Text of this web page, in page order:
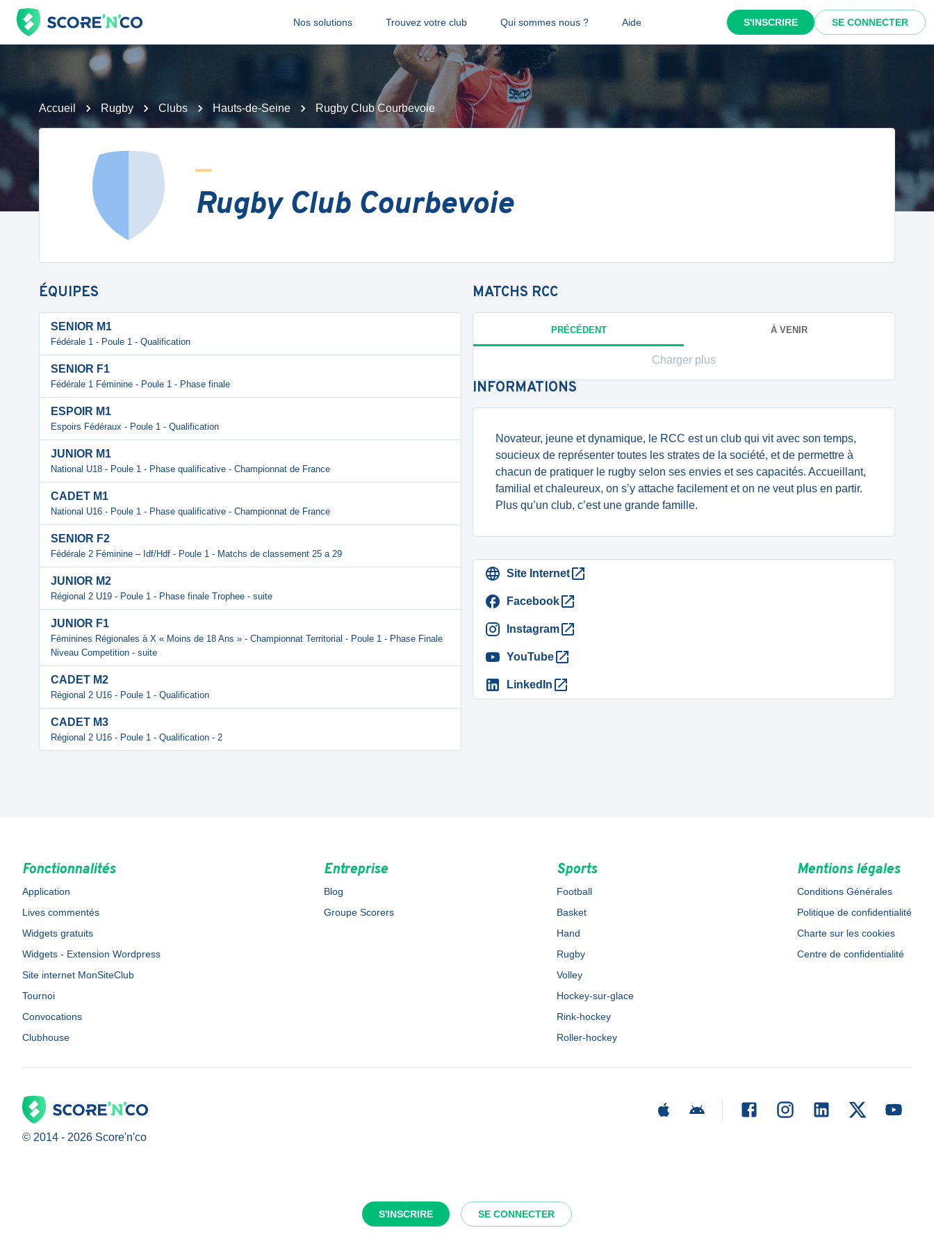
Nos solutions Trouvez votre club Qui sommes nous ? Aide S'INSCRIRE SE CONNECTER
S'INSCRIRE SE CONNECTER
Accueil Rugby Clubs Hauts-de-Seine Rugby Club Courbevoie
Rugby Club Courbevoie
ÉQUIPES
SENIOR M1
Fédérale 1 - Poule 1 - Qualification
SENIOR F1
Fédérale 1 Féminine - Poule 1 - Phase finale
ESPOIR M1
Espoirs Fédéraux - Poule 1 - Qualification
JUNIOR M1
National U18 - Poule 1 - Phase qualificative - Championnat de France
CADET M1
National U16 - Poule 1 - Phase qualificative - Championnat de France
SENIOR F2
Fédérale 2 Féminine – Idf/Hdf - Poule 1 - Matchs de classement 25 a 29
JUNIOR M2
Régional 2 U19 - Poule 1 - Phase finale Trophee - suite
JUNIOR F1
Féminines Régionales à X « Moins de 18 Ans » - Championnat Territorial - Poule 1 - Phase Finale
Niveau Competition - suite
CADET M2
Régional 2 U16 - Poule 1 - Qualification
CADET M3
Régional 2 U16 - Poule 1 - Qualification - 2
MATCHS RCC
PRÉCÉDENT À VENIR
Charger plus
INFORMATIONS
Novateur, jeune et dynamique, le RCC est un club qui vit avec son temps,
soucieux de représenter toutes les strates de la société, et de permettre à
chacun de pratiquer le rugby selon ses envies et ses capacités. Accueillant,
familial et chaleureux, on s’y attache facilement et on ne veut plus en partir.
Plus qu’un club, c’est une grande famille.
Site Internet
Facebook
Instagram
YouTube
LinkedIn
Fonctionnalités
Application
Lives commentés
Widgets gratuits
Widgets - Extension Wordpress
Site internet MonSiteClub
Tournoi
Convocations
Clubhouse
Entreprise
Blog
Groupe Scorers
Sports
Football
Basket
Hand
Rugby
Volley
Hockey-sur-glace
Rink-hockey
Roller-hockey
Mentions légales
Conditions Générales
Politique de confidentialité
Charte sur les cookies
Centre de confidentialité
© 2014 - 2026 Score'n'co